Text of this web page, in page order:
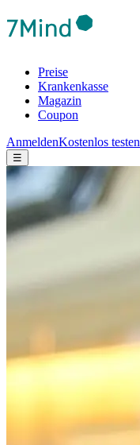
Preise
Krankenkasse
Magazin
Coupon
AnmeldenKostenlos testen
☰